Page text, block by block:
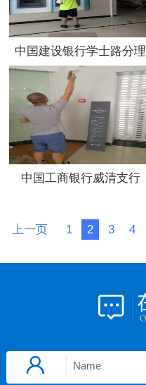
中国建设银行学士路分理
处
中国工商银行威清支行
上一页 1 2 3 4